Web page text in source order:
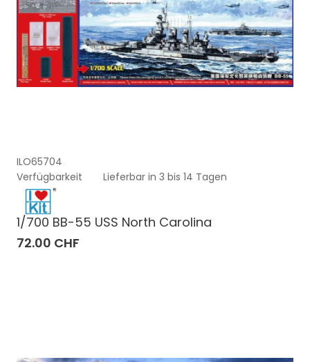
ILO65704
Verfügbarkeit
Lieferbar in 3 bis 14 Tagen
1/700 BB-55 USS North Carolina
72.00 CHF